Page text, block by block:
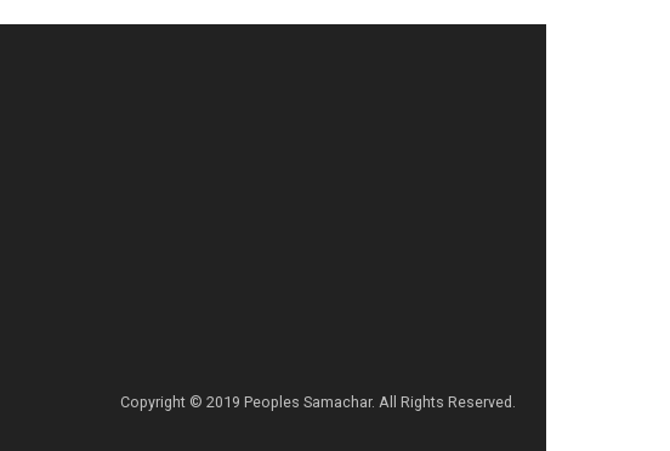
Copyright © 2019 Peoples Samachar. All Rights Reserved.